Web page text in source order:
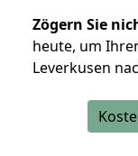
Zögern Sie
heute, um
Leverkusen